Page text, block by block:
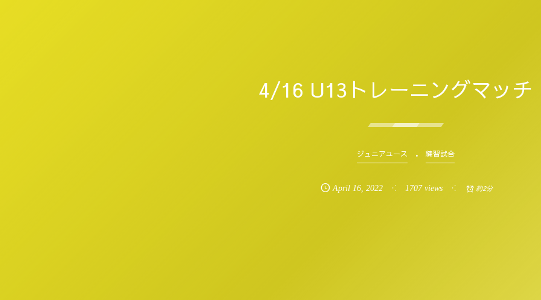
4/16 U13トレーニングマッチ
ジュニアユース 練習試合
April 16,2022 1707 views 約2分